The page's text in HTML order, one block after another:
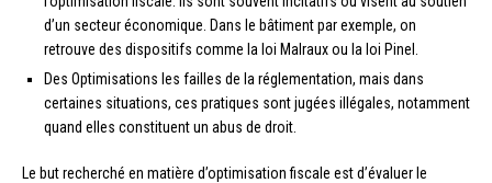
d’un secteur économique. Dans le bâtiment par exemple, on
retrouve des dispositifs comme la loi Malraux ou la loi Pinel.
Des Optimisations les failles de la réglementation, mais dans
certaines situations, ces pratiques sont jugées illégales, notamment
quand elles constituent un abus de droit.
Le but recherché en matière d’optimisation fiscale est d’évaluer le